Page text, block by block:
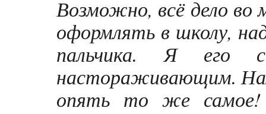
Возможно, всё дело во
оформлять в школу,
пальчика. Я его
настораживающим.
опять то же самое!